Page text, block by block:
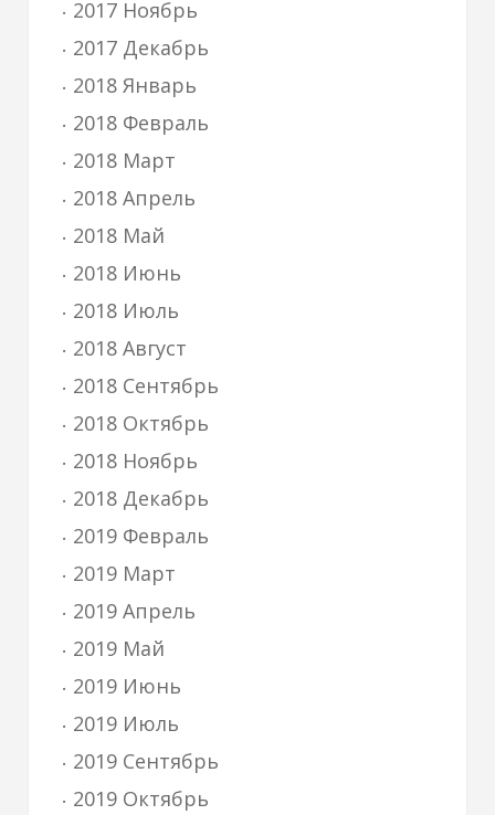
2017 Ноябрь
2017 Декабрь
2018 Январь
2018 Февраль
2018 Март
2018 Апрель
2018 Май
2018 Июнь
2018 Июль
2018 Август
2018 Сентябрь
2018 Октябрь
2018 Ноябрь
2018 Декабрь
2019 Февраль
2019 Март
2019 Апрель
2019 Май
2019 Июнь
2019 Июль
2019 Сентябрь
2019 Октябрь